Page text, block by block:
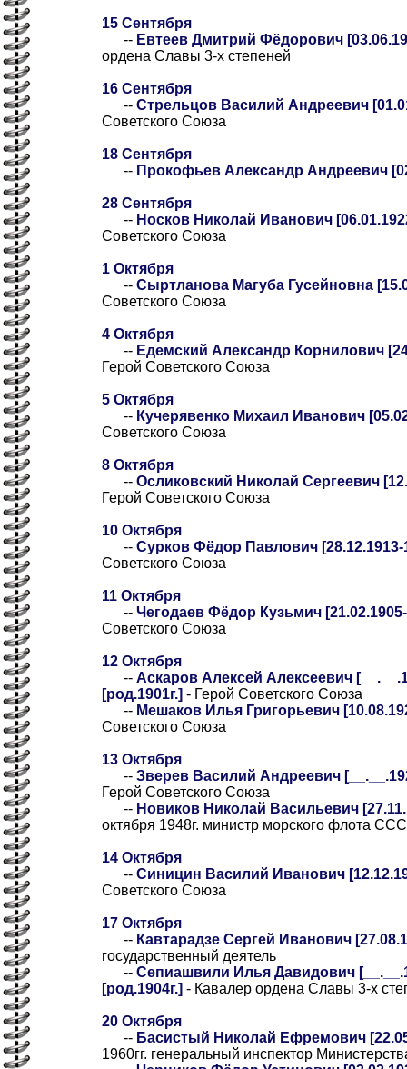
15 Сентября
-- Евтеев Дмитрий Фёдорович
ордена Славы 3-х степеней
16 Сентября
-- Стрельцов Василий Андреевич
Советского Союза
18 Сентября
-- Прокофьев Александр Андреевич
28 Сентября
-- Носков Николай Иванович
Советского Союза
1 Октября
-- Сыртланова Магуба Гусейновна
Советского Союза
4 Октября
-- Едемский Александр Корнилович
Герой Советского Союза
5 Октября
-- Кучерявенко Михаил Иванович
Советского Союза
8 Октября
-- Осликовский Николай Сергеевич
Герой Советского Союза
10 Октября
-- Сурков Фёдор Павлович [28.12.1913-
Советского Союза
11 Октября
-- Чегодаев Фёдор Кузьмич
Советского Союза
12 Октября
-- Аскаров Алексей Алексеевич
[род.1901г.] - Герой Советского Союза
-- Мешаков Илья Григорьевич
Советского Союза
13 Октября
-- Зверев Василий Андреевич
Герой Советского Союза
-- Новиков Николай Васильевич
октября 1948г. министр морского флота
14 Октября
-- Синицин Василий Иванович
Советского Союза
17 Октября
-- Кавтарадзе Сергей Иванович
государственный деятель
-- Сепиашвили Илья Давидович
[род.1904г.] - Кавалер ордена Славы 3-х
20 Октября
-- Басистый Николай Ефремович
1960гг. генеральный инспектор